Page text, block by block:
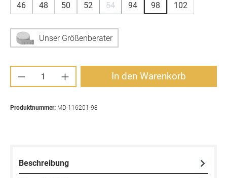
46
48 50 52 54
(Diese Option ist zurzeit nicht
94 98 102
Unser Größenberater
Produkt Anzahl: Gib den gewünschten
In den Warenkorb
Produktnummer: MD-116201-98
Beschreibung